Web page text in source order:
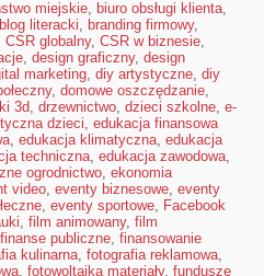
miejskie, biuro obsługi klienta,
blog literacki, branding firmowy,
CSR globalny, CSR w biznesie,
, design graficzny, design
marketing, diy artystyczne, diy
, domowe oszczędzanie,
3d, drzewnictwo, dzieci szkolne, e-
dzieci, edukacja finansowa
, edukacja klimatyczna, edukacja
techniczna, edukacja zawodowa,
ogrodnictwo, ekonomia
video, eventy biznesowe, eventy
, eventy sportowe, Facebook
, film animowany, film
finanse publiczne, finansowanie
kulinarna, fotografia reklamowa,
, fotowoltaika materiały, fundusze